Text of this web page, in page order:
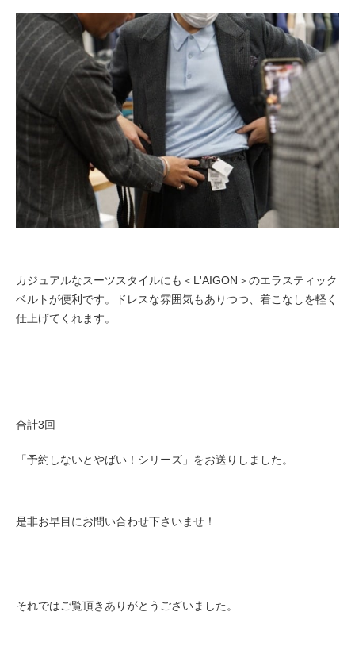
カジュアルなスーツスタイルにも＜L'AIGON＞のエラスティック
ベルトが便利です。ドレスな雰囲気もありつつ、着こなしを軽く
仕上げてくれます。
合計3回
「予約しないとやばい！シリーズ」をお送りしました。
是非お早目にお問い合わせ下さいませ！
それではご覧頂きありがとうございました。